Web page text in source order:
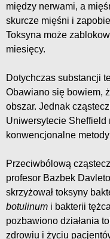
między nerwami, a
skurcze mięśni i
Toksyna może
miesięcy.
Dotychczas substancji
Obawiano się bowiem,
obszar. Jednak
Uniwersytecie
konwencjonalne
Przeciwbólową
profesor Bazbek
skrzyżował toksyny
botulinum i bakterii
pozbawiono działania
zdrowiu i życiu